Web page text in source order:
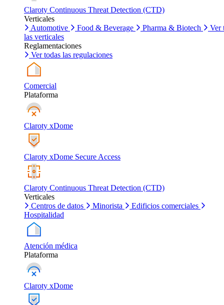
Claroty Continuous Threat Detection (CTD)
Verticales
Automotive
Food & Beverage Pharma & Biotech
Ver
las verticales
Reglamentaciones
Ver todas las regulaciones
Comercial
Plataforma
Claroty xDome
Claroty xDome Secure Access
Claroty Continuous Threat Detection (CTD)
Verticales
Centros de datos
Minorista
Edificios comerciales
Hospitalidad
Atención médica
Plataforma
Claroty xDome